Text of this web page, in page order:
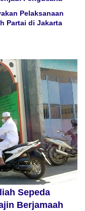
Pelaksanaan
Partai di Jakarta
Sepeda
Berjamaah